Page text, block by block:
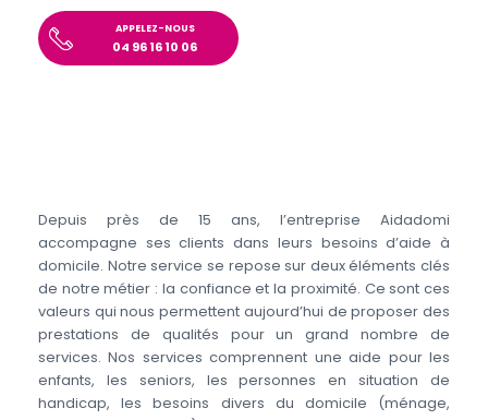
APPELEZ-NOUS
04 96 16 10 06
Depuis près de 15 ans, l’entreprise Aidadomi
accompagne ses clients dans leurs besoins d’aide à
domicile. Notre service se repose sur deux éléments clés
de notre métier : la confiance et la proximité. Ce sont ces
valeurs qui nous permettent aujourd’hui de proposer des
prestations de qualités pour un grand nombre de
services. Nos services comprennent une aide pour les
enfants, les seniors, les personnes en situation de
handicap, les besoins divers du domicile (ménage,